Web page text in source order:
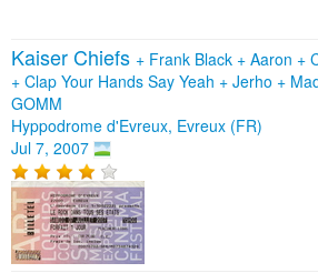
Kaiser Chiefs + Frank Black + Aaron +
+ Clap Your Hands Say Yeah + Jerho +
GOMM
Hyppodrome d'Evreux, Evreux (FR)
Jul 7, 2007